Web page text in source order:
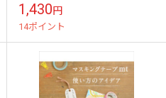
1,430円
14ポイント